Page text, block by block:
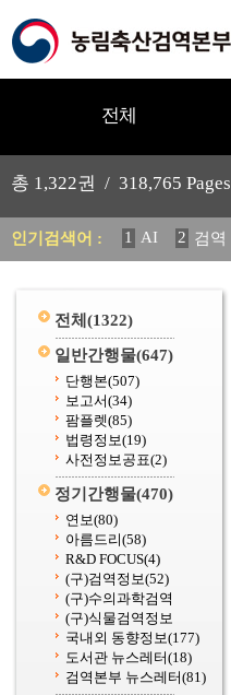
전체
총 1,322권 / 318,765 Pages
인기검색어 : 1 AI 2 검역
전체 (1322)
일반간행물(647)
단행본(507)
보고서(34)
팜플렛(85)
법령정보(19)
사전정보공표(2)
정기간행물(470)
연보(80)
아름드리(58)
R&D FOCUS(4)
(구)검역정보(52)
(구)수의과학검역
(구)식물검역정보
국내외 동향정보(177)
도서관 뉴스레터(18)
검역본부 뉴스레터(81)